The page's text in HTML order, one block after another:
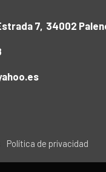
7, 34002
Política de privacidad